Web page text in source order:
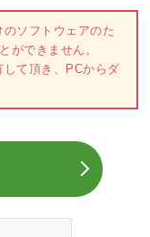
ソフトウェアのた
ができません。
て頂き、PCからダ